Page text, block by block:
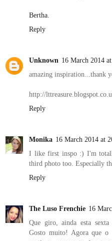
Bertha.
Reply
Unknown 16 March 2014
amazing inspiration...thank
http://
Reply
Monika 16 March 2014 at
I like first inspo :) I'm
third photo too. Especially
Reply
The Luso Frenchie 16
Que giro, ainda esta sexta
Gosto muito! Agora que